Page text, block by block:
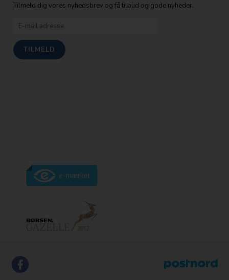
Tilmeld dig vores nyhedsbrev og få tilbud og gode nyheder.